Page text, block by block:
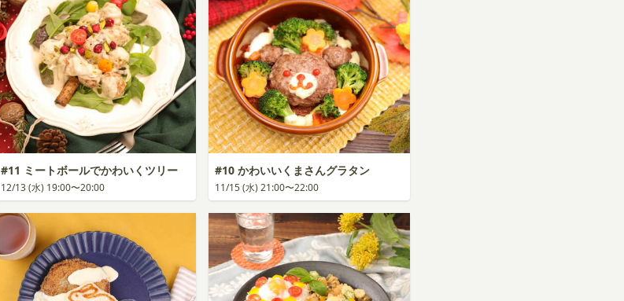
#11 ミートボールでかわいくツリー
12/13 (水) 19:00〜20:00
#10 かわいいくまさんグラタン
11/15 (水) 21:00〜22:00